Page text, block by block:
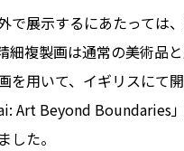
で展示するにあたっては
細複製画は通常の美術品
を用いて、イギリスにて
Art Beyond Boundaries
した。